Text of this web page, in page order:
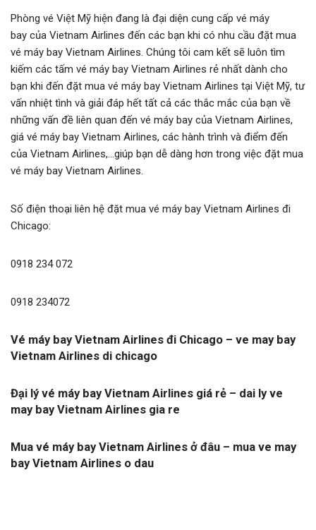
Phòng vé Việt Mỹ hiện đang là đại diện cung cấp vé máy
bay của Vietnam Airlines đến các bạn khi có nhu cầu đặt mua
vé máy bay Vietnam Airlines. Chúng tôi cam kết sẽ luôn tìm
kiếm các tấm vé máy bay Vietnam Airlines rẻ nhất dành cho
bạn khi đến đặt mua vé máy bay Vietnam Airlines tại Việt Mỹ, tư
vấn nhiệt tình và giải đáp hết tất cả các thắc mắc của bạn về
những vấn đề liên quan đến vé máy bay của Vietnam Airlines,
giá vé máy bay Vietnam Airlines, các hành trình và điểm đến
của Vietnam Airlines,…giúp bạn dễ dàng hơn trong việc đặt mua
vé máy bay Vietnam Airlines.
Số điện thoại liên hệ đặt mua vé máy bay Vietnam Airlines đi
Chicago:
0918 234 072
0918 234072
Vé máy bay Vietnam Airlines đi Chicago – ve may bay
Vietnam Airlines di chicago
Đại lý vé máy bay Vietnam Airlines giá rẻ – dai ly ve
may bay Vietnam Airlines gia re
Mua vé máy bay Vietnam Airlines ở đâu – mua ve may
bay Vietnam Airlines o dau